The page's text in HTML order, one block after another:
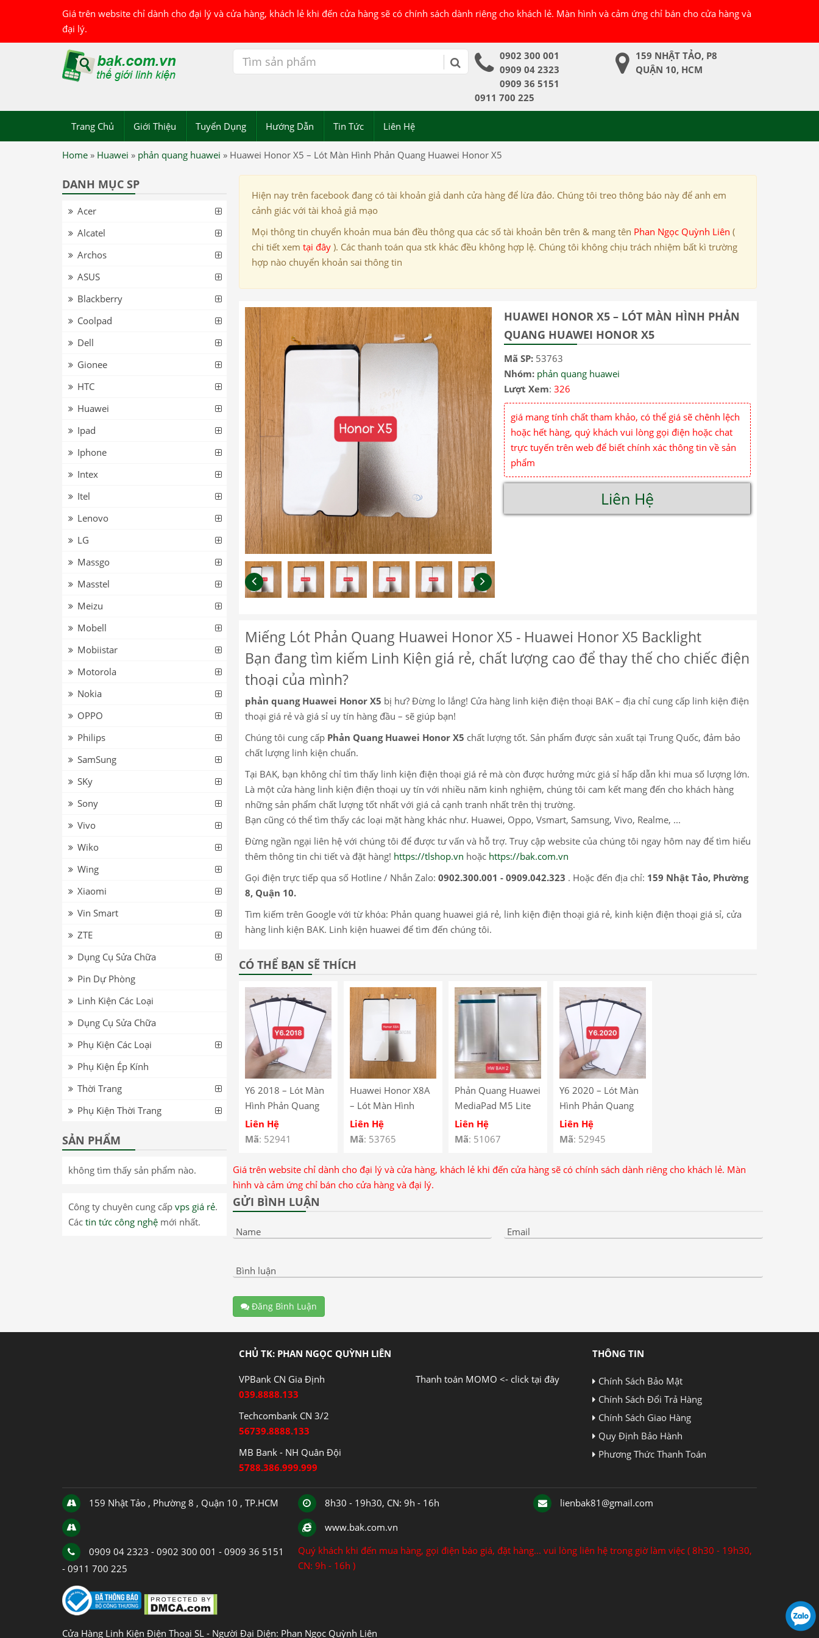
Giá trên website chỉ dành cho đại lý và cửa hàng, khách lẻ khi đến cửa hàng sẽ có chính sách dành riêng cho khách lẻ. Màn hình và cảm ứng chỉ bán cho cửa hàng và
đại lý.
0902 300 001
0909 04 2323
0909 36 5151
0911 700 225
159 NHẬT TẢO, P8
QUẬN 10, HCM
Trang Chủ Giới Thiệu Tuyển Dụng Hướng Dẫn Tin Tức Liên Hệ
Home » Huawei » phản quang huawei » Huawei Honor X5 – Lót Màn Hình Phản Quang Huawei Honor X5
Hiện nay trên facebook đang có tài khoản giả danh cửa hàng để lừa đảo. Chúng tôi treo thông báo này để anh em
cảnh giác với tài khoả giả mạo
Mọi thông tin chuyển khoản mua bán đều thông qua các số tài khoản bên trên & mang tên Phan Ngọc Quỳnh Liên (
chi tiết xem tại đây ). Các thanh toán qua stk khác đều không hợp lệ. Chúng tôi không chịu trách nhiệm bất kì trường
hợp nào chuyển khoản sai thông tin
HUAWEI HONOR X5 – LÓT MÀN HÌNH PHẢN
QUANG HUAWEI HONOR X5
Mã SP: 53763
Nhóm: phản quang huawei
Lượt Xem: 326
giá mang tính chất tham khảo, có thể giá sẽ chênh lệch
hoặc hết hàng, quý khách vui lòng gọi điện hoặc chat
trực tuyến trên web để biết chính xác thông tin về sản
phẩm
Liên Hệ
Miếng Lót Phản Quang Huawei Honor X5 - Huawei Honor X5 Backlight
Bạn đang tìm kiếm Linh Kiện giá rẻ, chất lượng cao để thay thế cho chiếc điện
thoại của mình?
phản quang Huawei Honor X5 bị hư? Đừng lo lắng! Cửa hàng linh kiện điện thoại BAK – địa chỉ cung cấp linh kiện điện
thoại giá rẻ và giá sỉ uy tín hàng đầu – sẽ giúp bạn!
Chúng tôi cung cấp Phản Quang Huawei Honor X5 chất lượng tốt. Sản phẩm được sản xuất tại Trung Quốc, đảm bảo
chất lượng linh kiện chuẩn.
Tại BAK, bạn không chỉ tìm thấy linh kiện điện thoại giá rẻ mà còn được hưởng mức giá sỉ hấp dẫn khi mua số lượng lớn.
Là một cửa hàng linh kiện điện thoại uy tín với nhiều năm kinh nghiệm, chúng tôi cam kết mang đến cho khách hàng
những sản phẩm chất lượng tốt nhất với giá cả cạnh tranh nhất trên thị trường.
Bạn cũng có thể tìm thấy các loại mặt hàng khác như. Huawei, Oppo, Vsmart, Samsung, Vivo, Realme, ...
Đừng ngần ngại liên hệ với chúng tôi để được tư vấn và hỗ trợ. Truy cập website của chúng tôi ngay hôm nay để tìm hiểu
thêm thông tin chi tiết và đặt hàng! https://tlshop.vn hoặc https://bak.com.vn
Gọi điện trực tiếp qua số Hotline / Nhắn Zalo: 0902.300.001 - 0909.042.323 . Hoặc đến địa chỉ: 159 Nhật Tảo, Phường
8, Quận 10.
Tìm kiếm trên Google với từ khóa: Phản quang huawei giá rẻ, linh kiện điện thoại giá rẻ, kinh kiện điện thoại giá sỉ, cửa
hàng linh kiện BAK. Linh kiện huawei để tìm đến chúng tôi.
CÓ THỂ BẠN SẼ THÍCH
Y6 2018 – Lót Màn
Hình Phản Quang
Huawei Y6 2018 /
Backlight Huawei Y6
Liên Hệ
Mã: 52941
Huawei Honor X8A
– Lót Màn Hình
Phản Quang Huawei
Honor X8A –
Backlight
Liên Hệ
Mã: 53765
Phản Quang Huawei
MediaPad M5 Lite
10 / BAH2-L09 /
BAH2-W19 / BAH2-
Liên Hệ
Mã: 51067
Y6 2020 – Lót Màn
Hình Phản Quang
Huawei Y6 2020 –
Honor 9A /
2020 – Huawei
Liên Hệ
Mã: 52945
Giá trên website chỉ dành cho đại lý và cửa hàng, khách lẻ khi đến cửa hàng sẽ có chính sách dành riêng cho khách lẻ. Màn
hình và cảm ứng chỉ bán cho cửa hàng và đại lý.
GỬI BÌNH LUẬN
Name Email
Bình luận
Đăng Bình Luận
DANH MỤC SP
Acer
Alcatel
Archos
ASUS
Blackberry
Coolpad
Dell
Gionee
HTC
Huawei
Ipad
Iphone
Intex
Itel
Lenovo
LG
Massgo
Masstel
Meizu
Mobell
Mobiistar
Motorola
Nokia
OPPO
Philips
SamSung
SKy
Sony
Vivo
Wiko
Wing
Xiaomi
Vin Smart
ZTE
Dụng Cụ Sửa Chữa
Pin Dự Phòng
Linh Kiện Các Loại
Dụng Cụ Sửa Chữa
Phụ Kiện Các Loại
Phụ Kiện Ép Kính
Thời Trang
Phụ Kiện Thời Trang
SẢN PHẨM
không tìm thấy sản phẩm nào.
Công ty chuyên cung cấp vps giá rẻ.
Các tin tức công nghệ mới nhất.
CHỦ TK: PHAN NGỌC QUỲNH LIÊN
VPBank CN Gia Định
039.8888.133
Techcombank CN 3/2
56739.8888.133
MB Bank - NH Quân Đội
5788.386.999.999
Thanh toán MOMO <- click tại đây
THÔNG TIN
Chính Sách Bảo Mật
Chính Sách Đổi Trả Hàng
Chính Sách Giao Hàng
Quy Định Bảo Hành
Phương Thức Thanh Toán
159 Nhật Tảo , Phường 8 , Quận 10 , TP.HCM
0909 04 2323 - 0902 300 001 - 0909 36 5151
- 0911 700 225
8h30 - 19h30, CN: 9h - 16h
www.bak.com.vn
lienbak81@gmail.com
Quý khách khi đến mua hàng, gọi điện báo giá, đặt hàng... vui lòng liên hệ trong giờ làm việc ( 8h30 - 19h30,
CN: 9h - 16h )
Cửa Hàng Linh Kiện Điện Thoại SL - Người Đại Diện: Phan Ngọc Quỳnh Liên